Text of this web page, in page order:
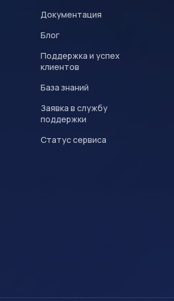
Документация
Блог
Поддержка и успех
клиентов
База знаний
Заявка в службу
поддержки
Статус сервиса